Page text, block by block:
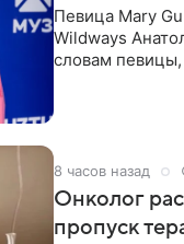
Певица Mary
Wildways
словам певицы,
8 часов назад
Онколог
пропуск